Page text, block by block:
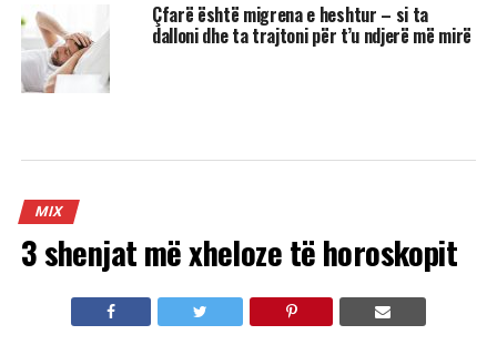
Çfarë është migrena e heshtur – si ta
dalloni dhe ta trajtoni për t’u ndjerë më mirë
MIX
3 shenjat më xheloze të horoskopit